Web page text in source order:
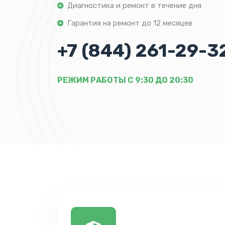
Диагностика и ремонт в течение дня
Гарантия на ремонт до 12 месяцев
+7 (844) 261-29-
РЕЖИМ РАБОТЫ С 9:30 ДО 20:30